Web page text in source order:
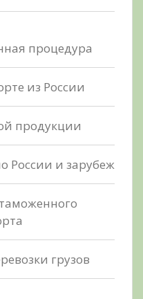
процедура
из России
продукции
России и зарубеж
грузов